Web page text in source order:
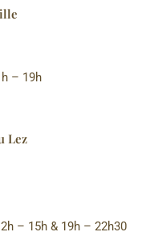
– 19h
Lez
– 15h & 19h – 22h30